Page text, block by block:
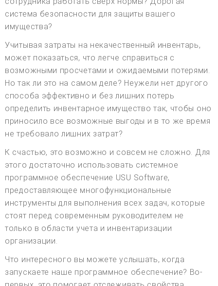
система безопасности для защиты вашего
имущества?
Учитывая затраты на некачественный инвентарь,
может показаться, что легче справиться с
возможными просчетами и ожидаемыми потерями.
Но так ли это на самом деле? Неужели нет другого
способа эффективно и без лишних потерь
определить инвентарное имущество так, чтобы оно
приносило все возможные выгоды и в то же время
не требовало лишних затрат?
К счастью, это возможно и совсем не сложно. Для
этого достаточно использовать системное
программное обеспечение USU Software,
предоставляющее многофункциональные
инструменты для выполнения всех задач, которые
стоят перед современным руководителем не
только в области учета и инвентаризации
организации.
Что интересного вы можете услышать, когда
запускаете наше программное обеспечение? Во-